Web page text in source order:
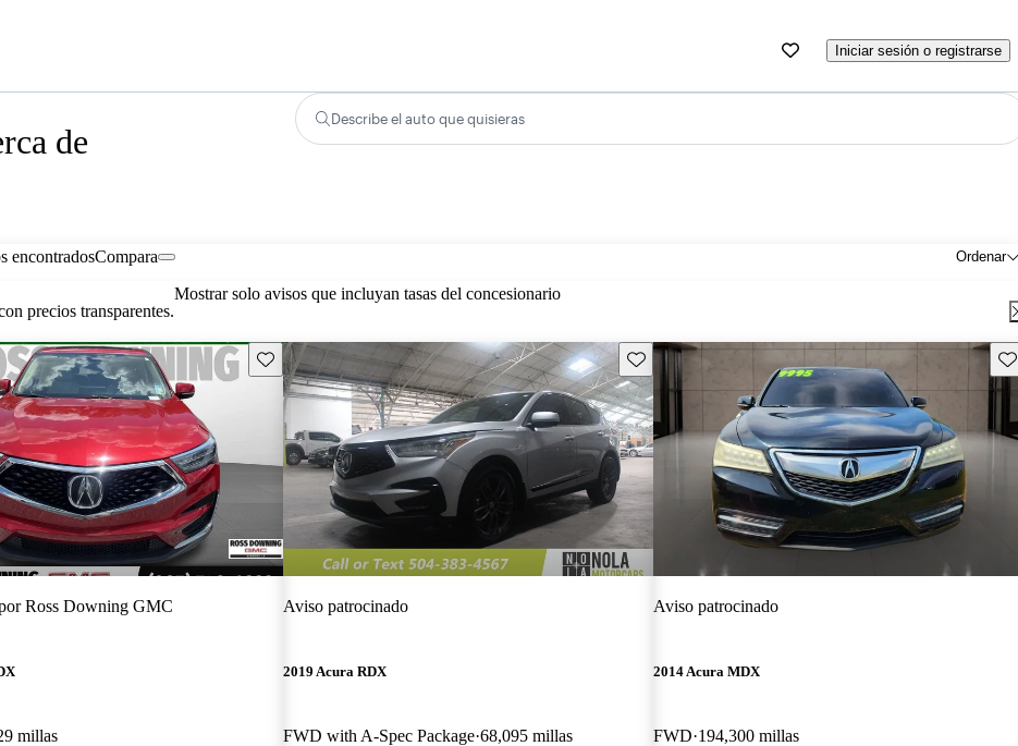
Iniciar sesión o registrarse
de
Describe el auto que quisieras
encontrados Ordenar
Compara
precios transparentes.
Mostrar solo avisos que incluyan tasas del concesionario
Guarda este Aviso
Ross Downing GMC
millas
Guarda este Aviso
Aviso patrocinado
2019 Acura RDX
FWD with A-Spec Package 68,095 millas
Aviso patrocinado
2014 Acura MDX
FWD 194,300 millas